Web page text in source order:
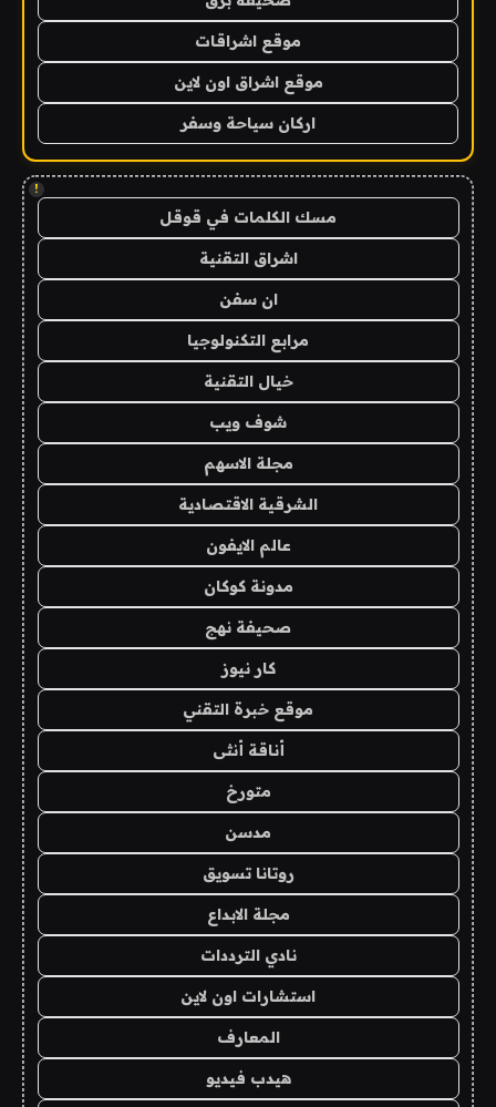
موقع اشراقات
موقع اشراق اون لاين
اركان سياحة وسفر
!
مسك الكلمات في قوقل
اشراق التقنية
ان سفن
مرابع التكنولوجيا
خيال التقنية
شوف ويب
مجلة الاسهم
الشرقية الاقتصادية
عالم الايفون
مدونة كوكان
صحيفة نهج
كار نيوز
موقع خبرة التقني
أناقة أنثى
متورخ
مدسن
روتانا تسويق
مجلة الابداع
نادي الترددات
استشارات اون لاين
المعارف
هيدب فيديو